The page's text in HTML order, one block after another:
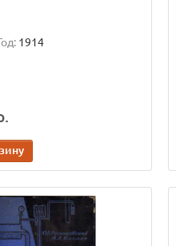
1914